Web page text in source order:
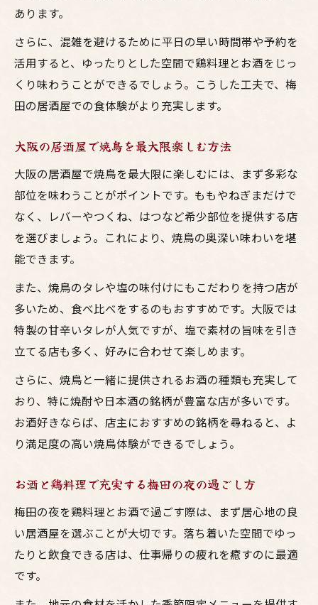
あります。
さらに、混雑を避けるために平日の早い時間帯や予約を
活用すると、ゆったりとした空間で鶏料理とお酒をじっ
くり味わうことができるでしょう。こうした工夫で、梅
田の居酒屋での食体験がより充実します。
大阪の居酒屋で焼鳥を最大限楽しむ方法
大阪の居酒屋で焼鳥を最大限に楽しむには、まず多彩な
部位を味わうことがポイントです。ももやねぎまだけで
なく、レバーやつくね、はつなど希少部位を提供する店
を選びましょう。これにより、焼鳥の奥深い味わいを堪
能できます。
また、焼鳥のタレや塩の味付けにもこだわりを持つ店が
多いため、食べ比べをするのもおすすめです。大阪では
特製の甘辛いタレが人気ですが、塩で素材の旨味を引き
立てる店も多く、好みに合わせて楽しめます。
さらに、焼鳥と一緒に提供されるお酒の種類も充実して
おり、特に焼酎や日本酒の銘柄が豊富な店が多いです。
お酒好きならば、店主におすすめの銘柄を尋ねると、よ
り満足度の高い焼鳥体験ができるでしょう。
お酒と鶏料理で充実する梅田の夜の過ごし方
梅田の夜を鶏料理とお酒で過ごす際は、まず居心地の良
い居酒屋を選ぶことが大切です。落ち着いた空間でゆっ
たりと飲食できる店は、仕事帰りの疲れを癒すのに最適
です。